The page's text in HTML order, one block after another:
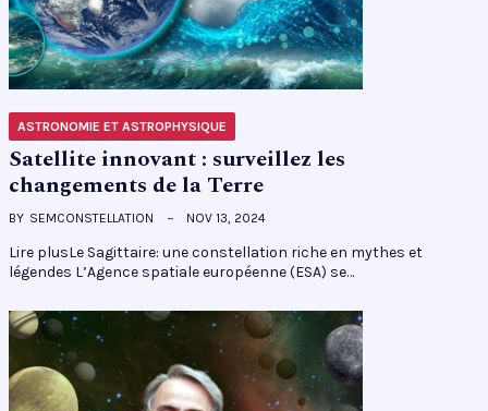
ASTRONOMIE ET ASTROPHYSIQUE
Satellite innovant : surveillez les
changements de la Terre
BY SEMCONSTELLATION NOV 13, 2024
Lire plusLe Sagittaire: une constellation riche en mythes et
légendes L’Agence spatiale européenne (ESA) se…